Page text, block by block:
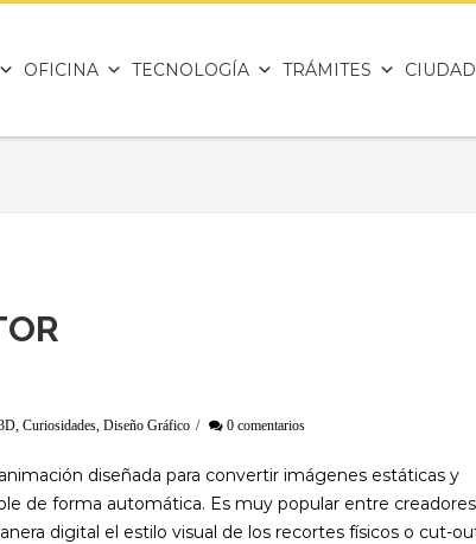
OFICINA TECNOLOGÍA TRÁMITES
Curiosidades Diseño Gráfico / 0 comentarios
diseñada para convertir imágenes estáticas y
de forma automática. Es muy popular entre creadores
digital el estilo visual de los recortes físicos o cut-